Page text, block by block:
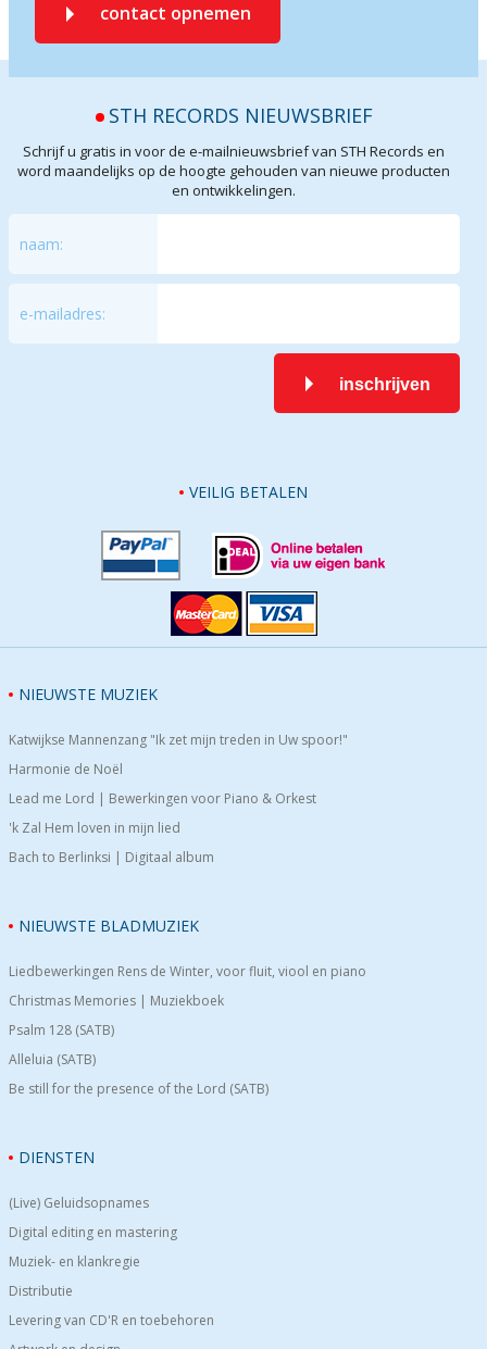
contact opnemen
STH RECORDS NIEUWSBRIEF
Schrijf u gratis in voor de e-mailnieuwsbrief van STH Records en
word maandelijks op de hoogte gehouden van nieuwe producten
en ontwikkelingen.
naam:
e-mailadres:
inschrijven
VEILIG BETALEN
NIEUWSTE MUZIEK
Katwijkse Mannenzang "Ik zet mijn treden in Uw spoor!"
Harmonie de Noël
Lead me Lord | Bewerkingen voor Piano & Orkest
'k Zal Hem loven in mijn lied
Bach to Berlinksi | Digitaal album
NIEUWSTE BLADMUZIEK
Liedbewerkingen Rens de Winter, voor fluit, viool en piano
Christmas Memories | Muziekboek
Psalm 128 (SATB)
Alleluia (SATB)
Be still for the presence of the Lord (SATB)
DIENSTEN
(Live) Geluidsopnames
Digital editing en mastering
Muziek- en klankregie
Distributie
Levering van CD'R en toebehoren